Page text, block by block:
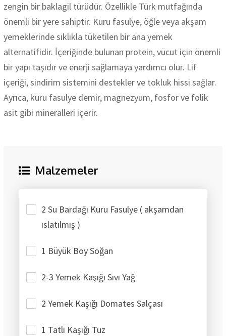
zengin bir baklagil türüdür. Özellikle Türk mutfağında
önemli bir yere sahiptir. Kuru fasulye, öğle veya akşam
yemeklerinde sıklıkla tüketilen bir ana yemek
alternatifidir. İçeriğinde bulunan protein, vücut için önemli
bir yapı taşıdır ve enerji sağlamaya yardımcı olur. Lif
içeriği, sindirim sistemini destekler ve tokluk hissi sağlar.
Ayrıca, kuru fasulye demir, magnezyum, fosfor ve folik
asit gibi mineralleri içerir.
Malzemeler
2 Su Bardağı Kuru Fasulye ( akşamdan
ıslatılmış )
1 Büyük Boy Soğan
2-3 Yemek Kaşığı Sıvı Yağ
2 Yemek Kaşığı Domates Salçası
1 Tatlı Kaşığı Tuz